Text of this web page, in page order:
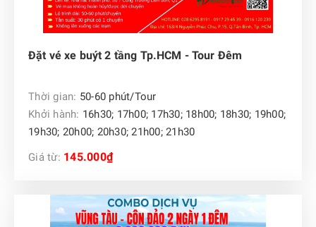
Đặt vé xe buýt 2 tầng Tp.HCM - Tour Đêm
Thời gian: 50-60 phút/Tour
Khởi hành: 16h30; 17h00; 17h30; 18h00; 18h30; 19h00;
19h30; 20h00; 20h30; 21h00; 21h30
Giá từ: 145.000₫